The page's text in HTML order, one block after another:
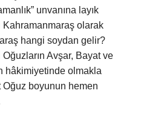
unvanına layık
olarak
hangi soydan gelir?
Avşar, Bayat ve
hâkimiyetinde olmakla
Oğuz boyunun hemen